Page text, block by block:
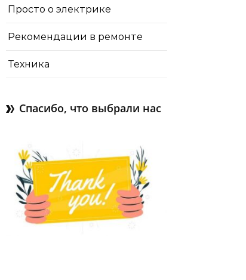
Просто о электрике
Рекомендации в ремонте
Техника
Спасибо, что выбрали нас